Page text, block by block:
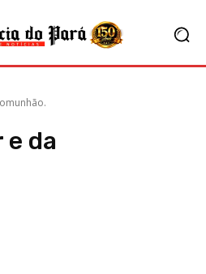
e da